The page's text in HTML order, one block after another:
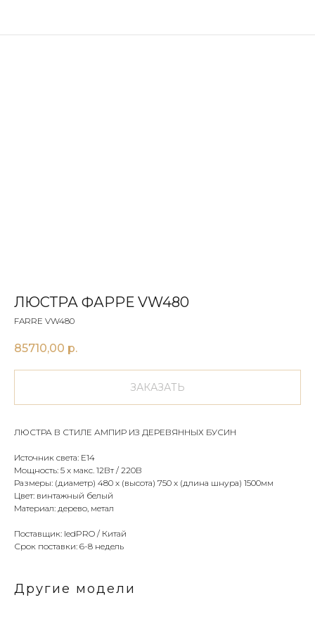
ЛЮСТРА ФАРРЕ VW480
FARRE VW480
85710,00 р.
ЗАКАЗАТЬ
ЛЮСТРА В СТИЛЕ АМПИР ИЗ ДЕРЕВЯННЫХ БУСИН
Источник света: Е14
Мощность: 5 х макс. 12Вт / 220В
Размеры: (диаметр) 480 х (высота) 750 х (длина шнура) 1500мм
Цвет: винтажный белый
Материал: дерево, метал
Поставщик: ledPRO / Китай
Срок поставки: 6-8 недель
Другие модели